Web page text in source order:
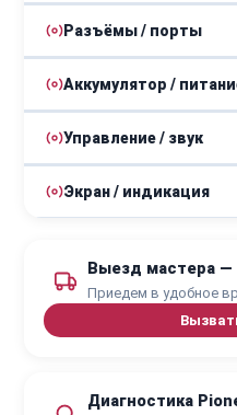
Ремонт корпуса
2 часа - 2 дня
Разъёмы / порты
Замена разъемов
1 - 3 дня
Аккумулятор /
Ремонт цепи питания
2 - 4 дня
Ремонт блока питаниями
Управление / звук
Замена эквалайзеров
1 - 3 дня
Экран / индикация
1 - 3 дняВыезд мастера —
Приедем в удобное
Диагностика